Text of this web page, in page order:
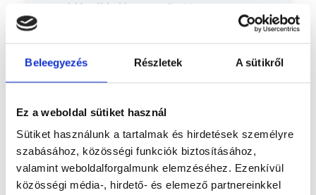
Beleegyezés Részletek A sütikről
Ez a weboldal sütiket használ
Sütiket használunk a tartalmak és hirdetések személyre
szabásához, közösségi funkciók biztosításához,
valamint weboldalforgalmunk elemzéséhez. Ezenkívül
közösségi média-, hirdető- és elemező partnereinkkel
problémákkal keresse Dr. Maysam
Előző* Szakorvos jelölt (rezidens): általános orvosi oklevéllel rendelkező
orvos, aki jogszabályok szerinti szakorvosi szakképesítés
felelősséggel tartozik és azt közvetlenül felügyeli az egészségügyi
szakorvosjelölt önállóan láthat el feladatokat. A foglaljorvost.hu
felelősségét kizárja esetleges névazonosságért bármely szakorvos